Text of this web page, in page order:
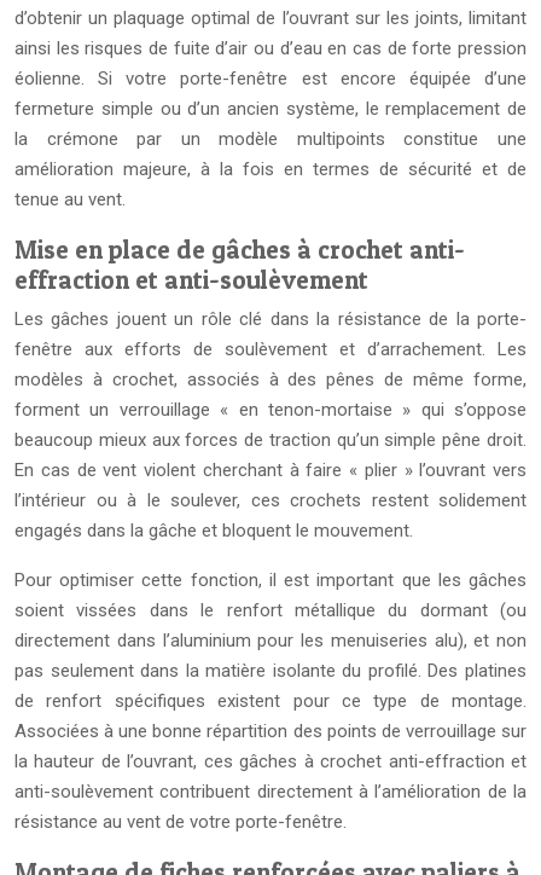
d’obtenir un plaquage optimal de l’ouvrant sur les joints, limitant
ainsi les risques de fuite d’air ou d’eau en cas de forte pression
éolienne. Si votre porte-fenêtre est encore équipée d’une
fermeture simple ou d’un ancien système, le remplacement de
la crémone par un modèle multipoints constitue une
amélioration majeure, à la fois en termes de sécurité et de
tenue au vent.
Mise en place de gâches à crochet anti-
effraction et anti-soulèvement
Les gâches jouent un rôle clé dans la résistance de la porte-
fenêtre aux efforts de soulèvement et d’arrachement. Les
modèles à crochet, associés à des pênes de même forme,
forment un verrouillage « en tenon-mortaise » qui s’oppose
beaucoup mieux aux forces de traction qu’un simple pêne droit.
En cas de vent violent cherchant à faire « plier » l’ouvrant vers
l’intérieur ou à le soulever, ces crochets restent solidement
engagés dans la gâche et bloquent le mouvement.
Pour optimiser cette fonction, il est important que les gâches
soient vissées dans le renfort métallique du dormant (ou
directement dans l’aluminium pour les menuiseries alu), et non
pas seulement dans la matière isolante du profilé. Des platines
de renfort spécifiques existent pour ce type de montage.
Associées à une bonne répartition des points de verrouillage sur
la hauteur de l’ouvrant, ces gâches à crochet anti-effraction et
anti-soulèvement contribuent directement à l’amélioration de la
résistance au vent de votre porte-fenêtre.